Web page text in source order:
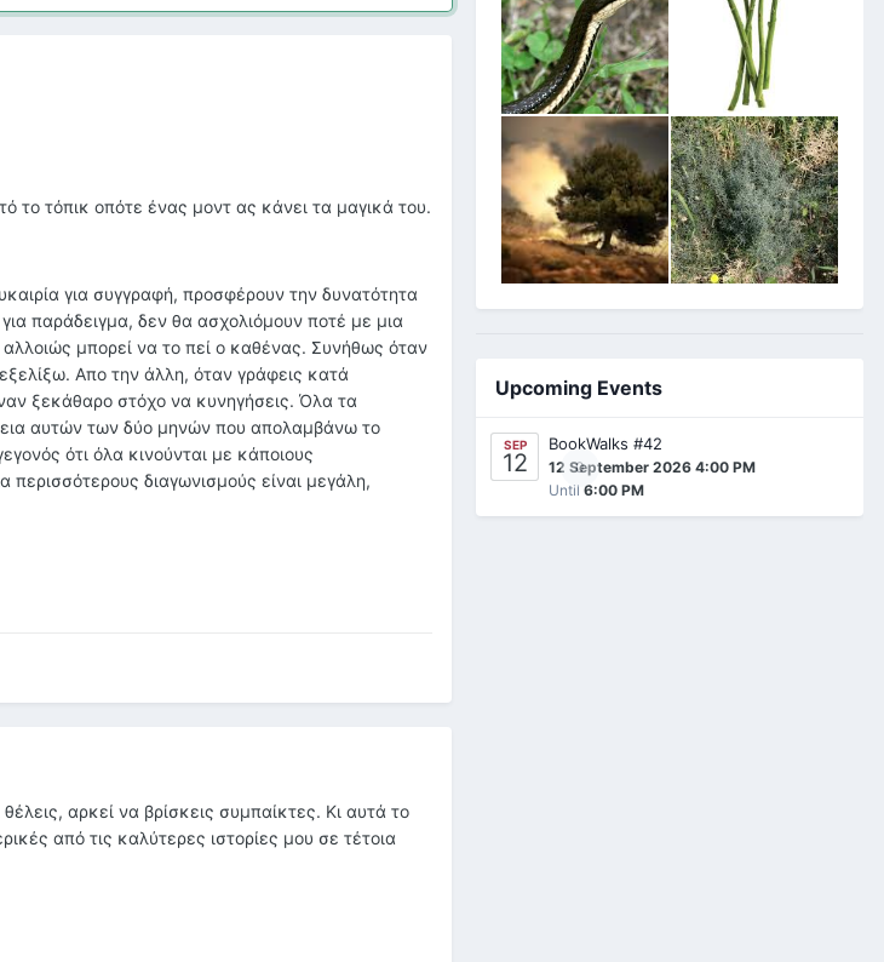
το τόπικ οπότε ένας μοντ ας κάνει τα μαγικά του.
για συγγραφή, προσφέρουν την δυνατότητα
παράδειγμα, δεν θα ασχολιόμουν ποτέ με μια
μπορεί να το πεί ο καθένας. Συνήθως όταν
Απο την άλλη, όταν γράφεις κατά
ξεκάθαρο στόχο να κυνηγήσεις. Όλα τα
αυτών των δύο μηνών που απολαμβάνω το
ότι όλα κινούνται με κάποιους
διαγωνισμούς είναι μεγάλη,
αρκεί να βρίσκεις συμπαίκτες. Κι αυτά το
από τις καλύτερες ιστορίες μου σε τέτοια
Upcoming Events
SEP
12 0
BookWalks #42
12 September 2026 4:00 PM
Until 6:00 PM